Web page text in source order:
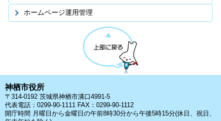
ホームページ運用管理
神栖市役所
〒314-0192 茨城県神栖市溝口4991-5
代表電話：0299-90-1111 FAX：0299-90-1112
開庁時間 月曜日から金曜日の午前8時30分から午後5時15分(休日、祝日、